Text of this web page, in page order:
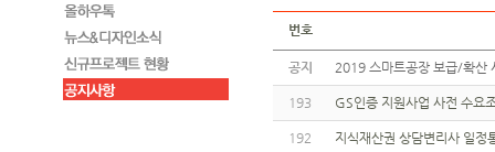
번호
공지 2019 스마트공장 보급/확
193 GS인증 지원사업 사전 수요
192 지식재산권 상담변리사 일